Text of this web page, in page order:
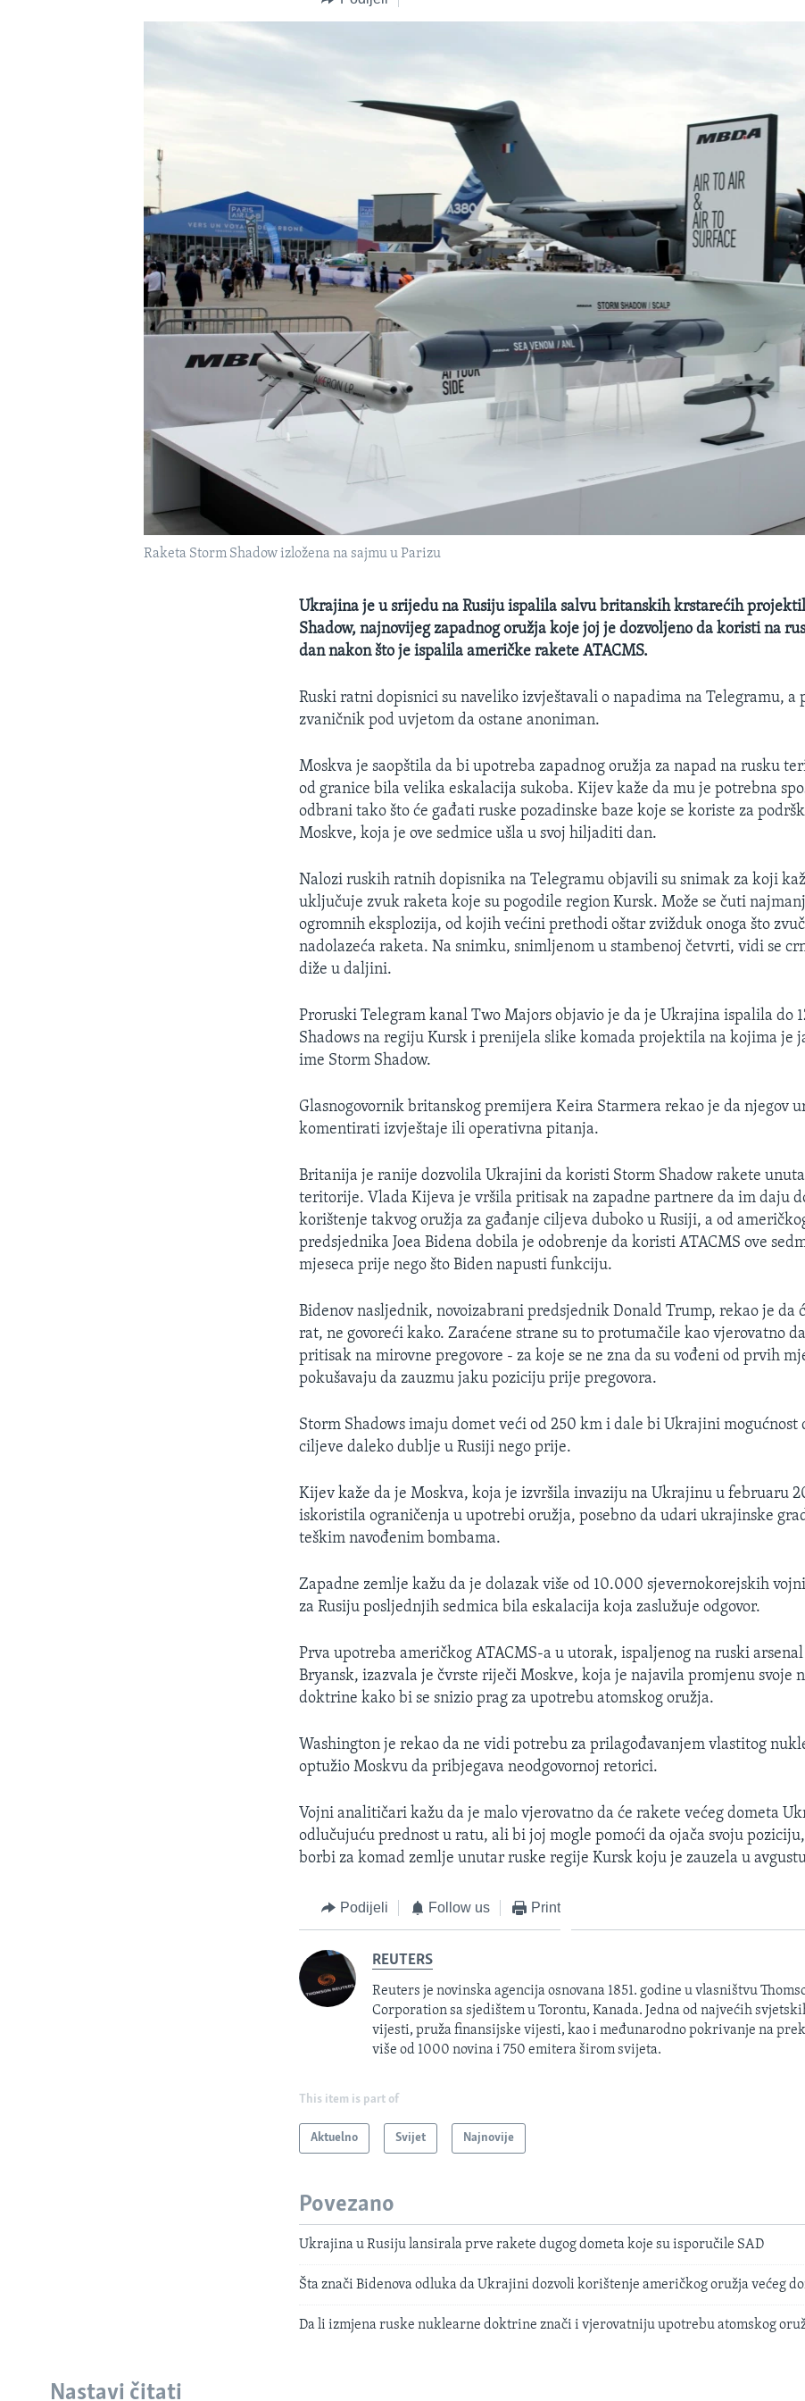
Raketa Storm Shadow izložena na sajmu u Parizu
Ukrajina je u srijedu na Rusiju ispalila salvu britanskih krstarećih
Shadow, najnovijeg zapadnog oružja koje joj je dozvoljeno da koristi na
dan nakon što je ispalila američke rakete ATACMS.
Ruski ratni dopisnici su naveliko izvještavali o napadima na Telegramu, a
zvaničnik pod uvjetom da ostane anoniman.
Moskva je saopštila da bi upotreba zapadnog oružja za napad na rusku
od granice bila velika eskalacija sukoba. Kijev kaže da mu je potrebna
odbrani tako što će gađati ruske pozadinske baze koje se koriste za
Moskve, koja je ove sedmice ušla u svoj hiljaditi dan.
Nalozi ruskih ratnih dopisnika na Telegramu objavili su snimak za koji
uključuje zvuk raketa koje su pogodile region Kursk. Može se čuti
ogromnih eksplozija, od kojih većini prethodi oštar zvižduk onoga što
nadolazeća raketa. Na snimku, snimljenom u stambenoj četvrti, vidi se
diže u daljini.
Proruski Telegram kanal Two Majors objavio je da je Ukrajina ispalila do
Shadows na regiju Kursk i prenijela slike komada projektila na kojima je
ime Storm Shadow.
Glasnogovornik britanskog premijera Keira Starmera rekao je da njegov
komentirati izvještaje ili operativna pitanja.
Britanija je ranije dozvolila Ukrajini da koristi Storm Shadow rakete
teritorije. Vlada Kijeva je vršila pritisak na zapadne partnere da im daju
korištenje takvog oružja za gađanje ciljeva duboko u Rusiji, a od
predsjednika Joea Bidena dobila je odobrenje da koristi ATACMS ove
mjeseca prije nego što Biden napusti funkciju.
Bidenov nasljednik, novoizabrani predsjednik Donald Trump, rekao je da
rat, ne govoreći kako. Zaraćene strane su to protumačile kao vjerovatno
pritisak na mirovne pregovore - za koje se ne zna da su vođeni od prvih
pokušavaju da zauzmu jaku poziciju prije pregovora.
Storm Shadows imaju domet veći od 250 km i dale bi Ukrajini mogućnost
ciljeve daleko dublje u Rusiji nego prije.
Kijev kaže da je Moskva, koja je izvršila invaziju na Ukrajinu u februaru
iskoristila ograničenja u upotrebi oružja, posebno da udari ukrajinske
teškim navođenim bombama.
Zapadne zemlje kažu da je dolazak više od 10.000 sjevernokorejskih
za Rusiju posljednjih sedmica bila eskalacija koja zaslužuje odgovor.
Prva upotreba američkog ATACMS-a u utorak, ispaljenog na ruski
Bryansk, izazvala je čvrste riječi Moskve, koja je najavila promjenu svoje
doktrine kako bi se snizio prag za upotrebu atomskog oružja.
Washington je rekao da ne vidi potrebu za prilagođavanjem vlastitog
optužio Moskvu da pribjegava neodgovornoj retorici.
Vojni analitičari kažu da je malo vjerovatno da će rakete većeg dometa
odlučujuću prednost u ratu, ali bi joj mogle pomoći da ojača svoju
borbi za komad zemlje unutar ruske regije Kursk koju je zauzela u
Podijeli Follow us Print
REUTERS
Reuters je novinska agencija osnovana 1851. godine u vlasništvu
Corporation sa sjedištem u Torontu, Kanada. Jedna od najvećih
vijesti, pruža finansijske vijesti, kao i međunarodno pokrivanje na
više od 1000 novina i 750 emitera širom svijeta.
This item is part of
Aktuelno Svijet Najnovije
Povezano
Ukrajina u Rusiju lansirala prve rakete dugog dometa koje su isporučile SAD
Šta znači Bidenova odluka da Ukrajini dozvoli korištenje američkog oružja većeg
Da li izmjena ruske nuklearne doktrine znači i vjerovatniju upotrebu atomskog
Nastavi čitati